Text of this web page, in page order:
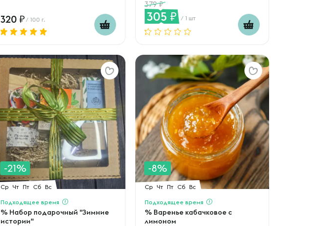
320 / 100 г.
379
305 / 1 шт
-21%
Ср Чт Пт Сб Вс
Подходящее время
% Набор подарочный "Зимние
истории"
-8%
Ср Чт Пт Сб Вс
Подходящее время
% Варенье кабачковое с
лимоном